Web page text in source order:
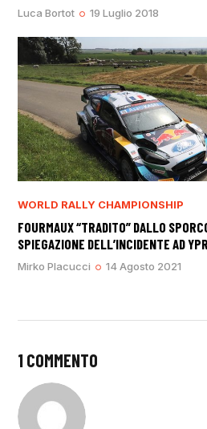
Luca Bortot 19 Luglio 2018
WORLD RALLY CHAMPIONSHIP
FOURMAUX “TRADITO” DALLO
SPIEGAZIONE DELL’INCIDENTE AD
Mirko Placucci 14 Agosto 2021
1 COMMENTO